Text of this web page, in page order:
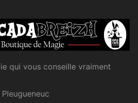
qui vous conseille vraiment